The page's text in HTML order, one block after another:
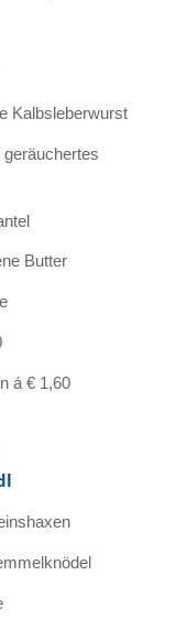
Kalbsleberwurst
Butter
á € 1,60